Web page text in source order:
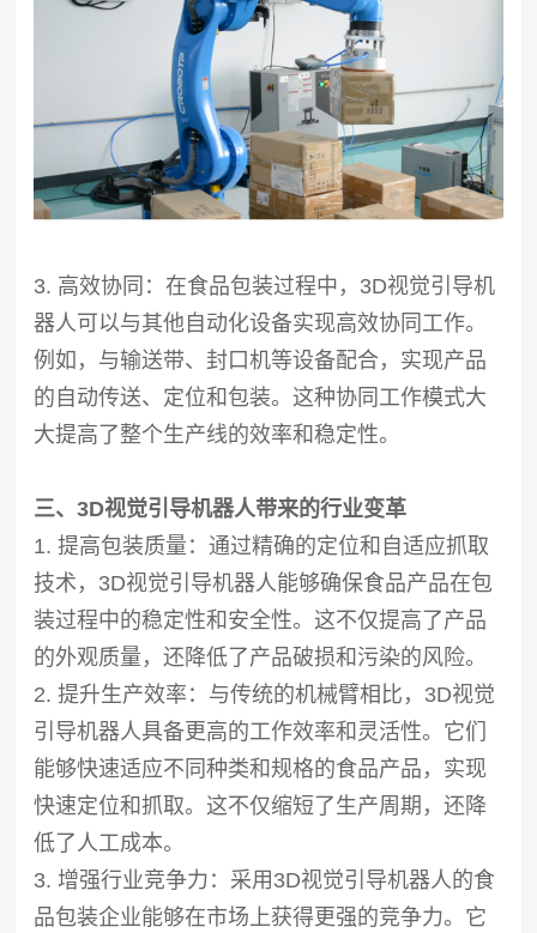
3. 高效协同：在食品包装过程中，3D视觉引导机
器人可以与其他自动化设备实现高效协同工作。
例如，与输送带、封口机等设备配合，实现产品
的自动传送、定位和包装。这种协同工作模式大
大提高了整个生产线的效率和稳定性。
三、3D视觉引导机器人带来的行业变革
1. 提高包装质量：通过精确的定位和自适应抓取
技术，3D视觉引导机器人能够确保食品产品在包
装过程中的稳定性和安全性。这不仅提高了产品
的外观质量，还降低了产品破损和污染的风险。
2. 提升生产效率：与传统的机械臂相比，3D视觉
引导机器人具备更高的工作效率和灵活性。它们
能够快速适应不同种类和规格的食品产品，实现
快速定位和抓取。这不仅缩短了生产周期，还降
低了人工成本。
3. 增强行业竞争力：采用3D视觉引导机器人的食
品包装企业能够在市场上获得更强的竞争力。它